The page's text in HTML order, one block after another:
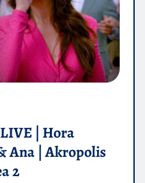
| Hora
Ana | Akropolis
2